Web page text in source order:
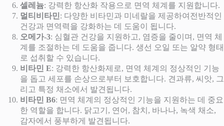
셀레늄: 강력한 항산화 작용으로 면역 체계를 지원합니다.
멀티비타민 : 다양한 비타민과 미네랄을 제공하여전반적인
건강과 면역력을 강화하는 데 도움이 됩니다.
오메가-3: 심혈관 건강을 지원하고, 염증을 줄이며, 면역 체
계를 조절하는 데 도움을 줍니다. 생선 오일 또는 알약 형태
로 섭취할 수 있습니다.
비타민 E: 강력한 항산화제로, 면역 체계의 정상적인 기능
을 돕고 세포를 손상으로부터 보호합니다. 견과류, 씨앗, 그
리고 특정 채소에서 발견됩니다.
비타민 B6: 면역 체계의 정상적인 기능을 지원하는 데 중요
한 역할을 합니다. 닭고기, 연어, 참치, 바나나, 녹색 채소,
감자에서 풍부하게 발견됩니다.